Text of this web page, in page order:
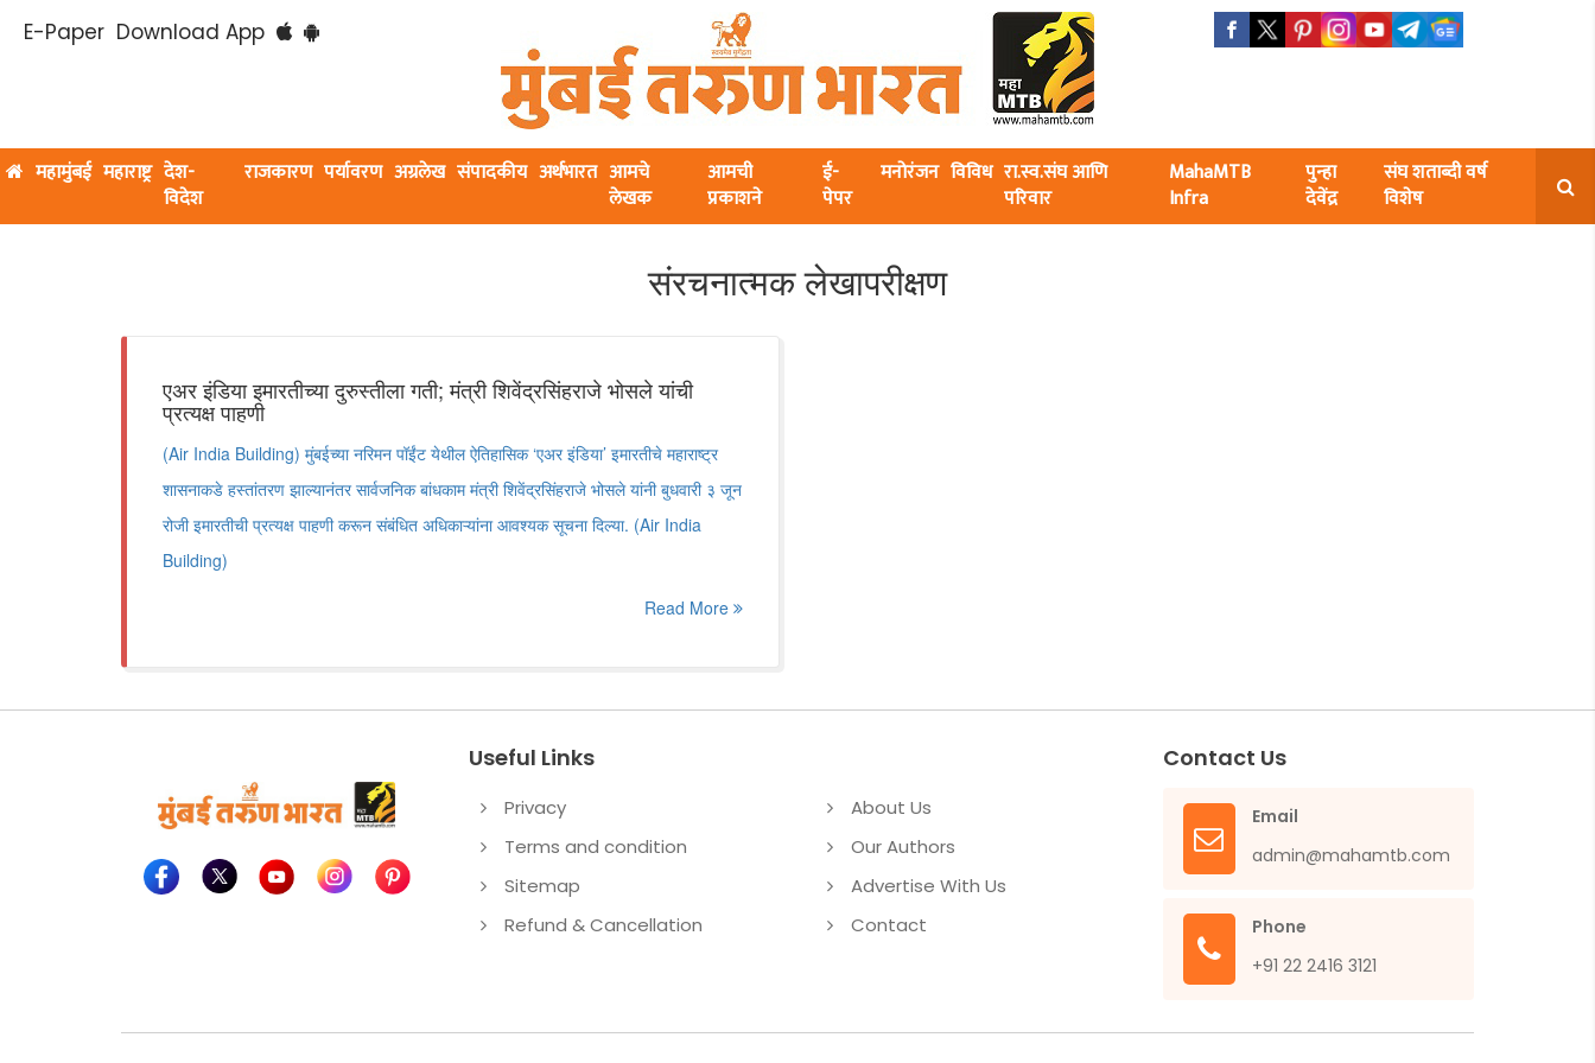
E-Paper Download App
महामुंबई महाराष्ट्र देश-
विदेश
राजकारण पर्यावरण अग्रलेख संपादकीय अर्थभारत आमचे
लेखक
आमची
प्रकाशने
ई-
पेपर
मनोरंजन विविध रा.स्व.संघ आणि
परिवार
MahaMTB
Infra
पुन्हा
देवेंद्र
संघ शताब्दी वर्ष
विशेष
संरचनात्मक लेखापरीक्षण
एअर इंडिया इमारतीच्या दुरुस्तीला गती; मंत्री शिवेंद्रसिंहराजे भोसले यांची
प्रत्यक्ष पाहणी
(Air India Building) मुंबईच्या नरिमन पॉईंट येथील ऐतिहासिक ‘एअर इंडिया’ इमारतीचे महाराष्ट्र
शासनाकडे हस्तांतरण झाल्यानंतर सार्वजनिक बांधकाम मंत्री शिवेंद्रसिंहराजे भोसले यांनी बुधवारी ३ जून
रोजी इमारतीची प्रत्यक्ष पाहणी करून संबंधित अधिकाऱ्यांना आवश्यक सूचना दिल्या. (Air India
Building)
Read More
Useful Links
Privacy
Terms and condition
Sitemap
Refund & Cancellation
About Us
Our Authors
Advertise With Us
Contact
Contact Us
Email
admin@mahamtb.com
Phone
+91 22 2416 3121